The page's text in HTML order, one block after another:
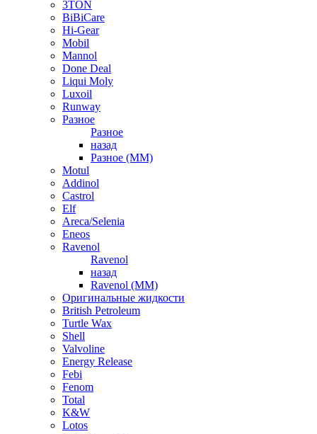
3TON
BiBiCare
Hi-Gear
Mobil
Mannol
Done Deal
Liqui Moly
Luxoil
Runway
Разное
Разное
назад
Разное (ММ)
Motul
Addinol
Castrol
Elf
Areca/Selenia
Eneos
Ravenol
Ravenol
назад
Ravenol (ММ)
Оригинальные жидкости
British Petroleum
Turtle Wax
Shell
Valvoline
Energy Release
Febi
Fenom
Total
K&W
Lotos